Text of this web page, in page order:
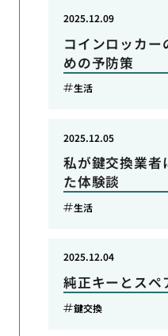
コインロッカー
めの予防策
2025.12.09
生活
私が鍵交換業者
た体験談
2025.12.05
生活
純正キーとスペ
2025.12.04
鍵交換